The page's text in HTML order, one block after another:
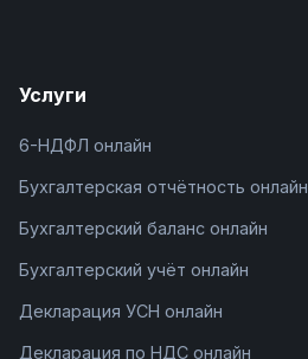
Услуги
6-НДФЛ онлайн
Бухгалтерская отчётность онлайн
Бухгалтерский баланс онлайн
Бухгалтерский учёт онлайн
Декларация УСН онлайн
Декларация по НДС онлайн